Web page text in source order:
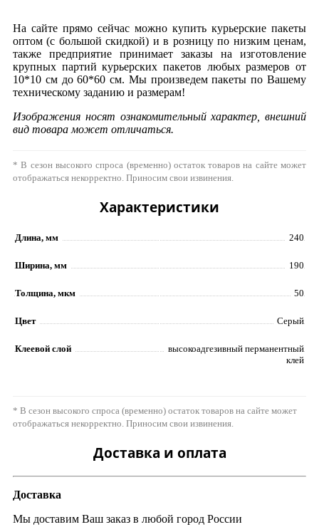
На сайте прямо сейчас можно купить курьерские пакеты
оптом (с большой скидкой) и в розницу по низким ценам,
также предприятие принимает заказы на изготовление
крупных партий курьерских пакетов любых размеров от
10*10 см до 60*60 см. Мы произведем пакеты по Вашему
техническому заданию и размерам!
Изображения носят ознакомительный характер, внешний
вид товара может отличаться.
* В сезон высокого спроса (временно) остаток товаров на сайте может
отображаться некорректно. Приносим свои извинения.
Характеристики
Длина, мм 240
Ширина, мм 190
Толщина, мкм 50
Цвет Серый
Клеевой слой
высокоадгезивный перманентный
клей
* В сезон высокого спроса (временно) остаток товаров на сайте может
отображаться некорректно. Приносим свои извинения.
Доставка и оплата
Доставка
Мы доставим Ваш заказ в любой город России